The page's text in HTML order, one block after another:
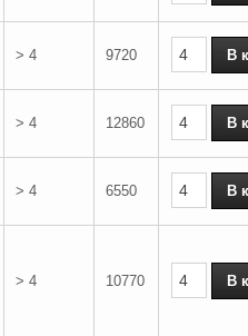
> 4 9720
> 4 12860
> 4 6550
> 4 10770